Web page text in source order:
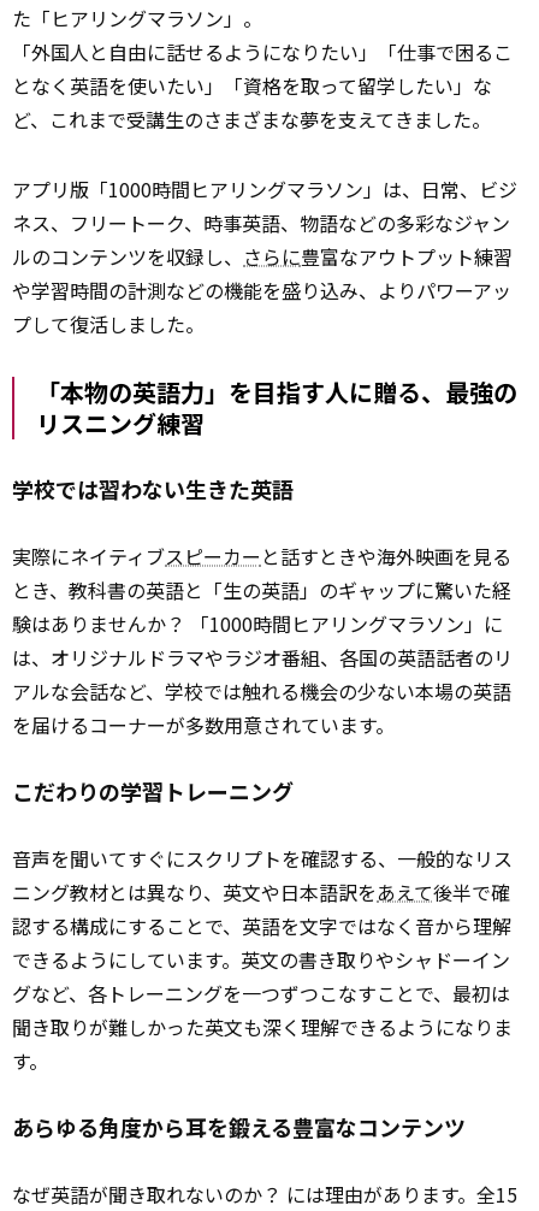
た「ヒアリングマラソン」。
「外国人と自由に話せるようになりたい」「仕事で困るこ
となく英語を使いたい」「資格を取って留学したい」な
ど、これまで受講生のさまざまな夢を支えてきました。
アプリ版「1000時間ヒアリングマラソン」は、日常、ビジ
ネス、フリートーク、時事英語、物語などの多彩なジャン
ルのコンテンツを収録し、 さらに豊富なアウトプット練習
や学習時間の計測などの機能を盛り込み、よりパワーアッ
プして復活しました。
「本物の英語力」を目指す人に贈る、最強の
リスニング練習
学校では習わない生きた英語
実際にネイティブスピーカー と話すときや海外映画を見る
とき、教科書の英語と「生の英語」のギャップに驚いた経
験はありませんか？ 「1000時間ヒアリングマラソン」に
は、オリジナルドラマやラジオ番組、各国の英語話者のリ
アルな会話など、学校では触れる機会の少ない本場の英語
を届けるコーナーが多数用意されています。
こだわりの学習トレーニング
音声を聞いてすぐにスクリプトを確認する、一般的なリス
ニング教材とは異なり、英文や日本語訳をあえて後半で確
認する構成にすることで、英語を文字ではなく音から理解
できるようにしています。英文の書き取りやシャドーイン
グなど、各トレーニングを一つずつこなすことで、最初は
聞き取りが難しかった英文も深く理解できるようになりま
す。
あらゆる角度から耳を鍛える豊富なコンテンツ
なぜ英語が聞き取れないのか？ には理由があります。全15